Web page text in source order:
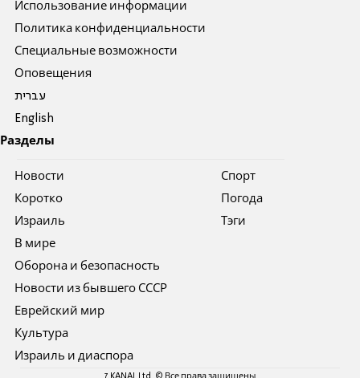
Использование информации
Политика конфиденциальности
Специальные возможности
Оповещения
עברית
English
Разделы
Новости
Коротко
Израиль
В мире
Оборона и безопасность
Новости из бывшего СССР
Еврейский мир
Культура
Израиль и диаспора
Спорт
Погода
Тэги